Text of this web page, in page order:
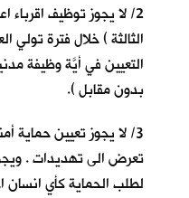
2/ لا يجوز توظيف اقرباء
الثالثة ) خلال فترة تولي
التعيين في أيَّة وظيفة
بدون مقابل ).
3/ لا يجوز تعيين حماية
تعرض الى تهديدات .
لطلب الحماية كأي انسان